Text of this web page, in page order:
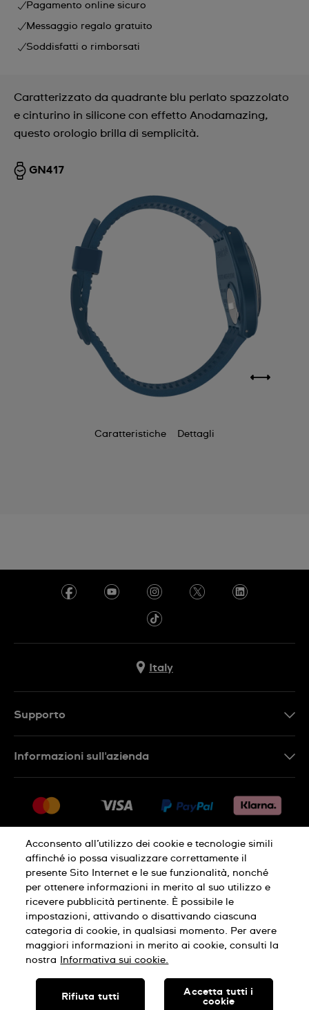
Pagamento online sicuro
Messaggio regalo gratuito
Soddisfatti o rimborsati
Caratterizzato da quadrante blu perlato spazzolato
e cinturino in silicone con effetto Anodamazing,
questo orologio brilla di semplicità.
GN417
Caratteristiche Dettagli
Italy
Supporto
Restituzione
Condizioni di vendita
Diritto di recesso
Informazioni sull'azienda
Lavora con noi
Informativa sulla privacy Cookies
Condizioni di utilizzo Informazioni legali
SWISS MADE
Acconsento all’utilizzo dei cookie e tecnologie simili
affinché io possa visualizzare correttamente il
presente Sito Internet e le sue funzionalità, nonché
per ottenere informazioni in merito al suo utilizzo e
ricevere pubblicità pertinente. È possibile le
impostazioni, attivando o disattivando ciascuna
categoria di cookie, in qualsiasi momento. Per avere
maggiori informazioni in merito ai cookie, consulti la
nostra
Informativa sui cookie.
Rifiuta tutti
Accetta tutti i
cookie